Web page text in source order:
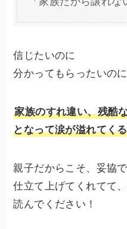
信じたいのに
分かってもらったいの
家族のすれ違い、残酷
となって涙が溢れてく
親子だからこそ、妥協
仕立て上げてくれてて
読んでください！